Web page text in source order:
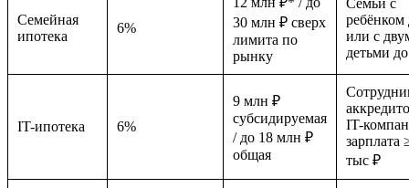
Семейная
ипотека
6%
30 млн ₽ сверх
лимита по
рынку
Семьи с
ребёнком
или с
детьми
IT-ипотека 6%
9 млн ₽
субсидируемая
/ до 18 млн ₽
общая
IT-
зарплата
тыс ₽